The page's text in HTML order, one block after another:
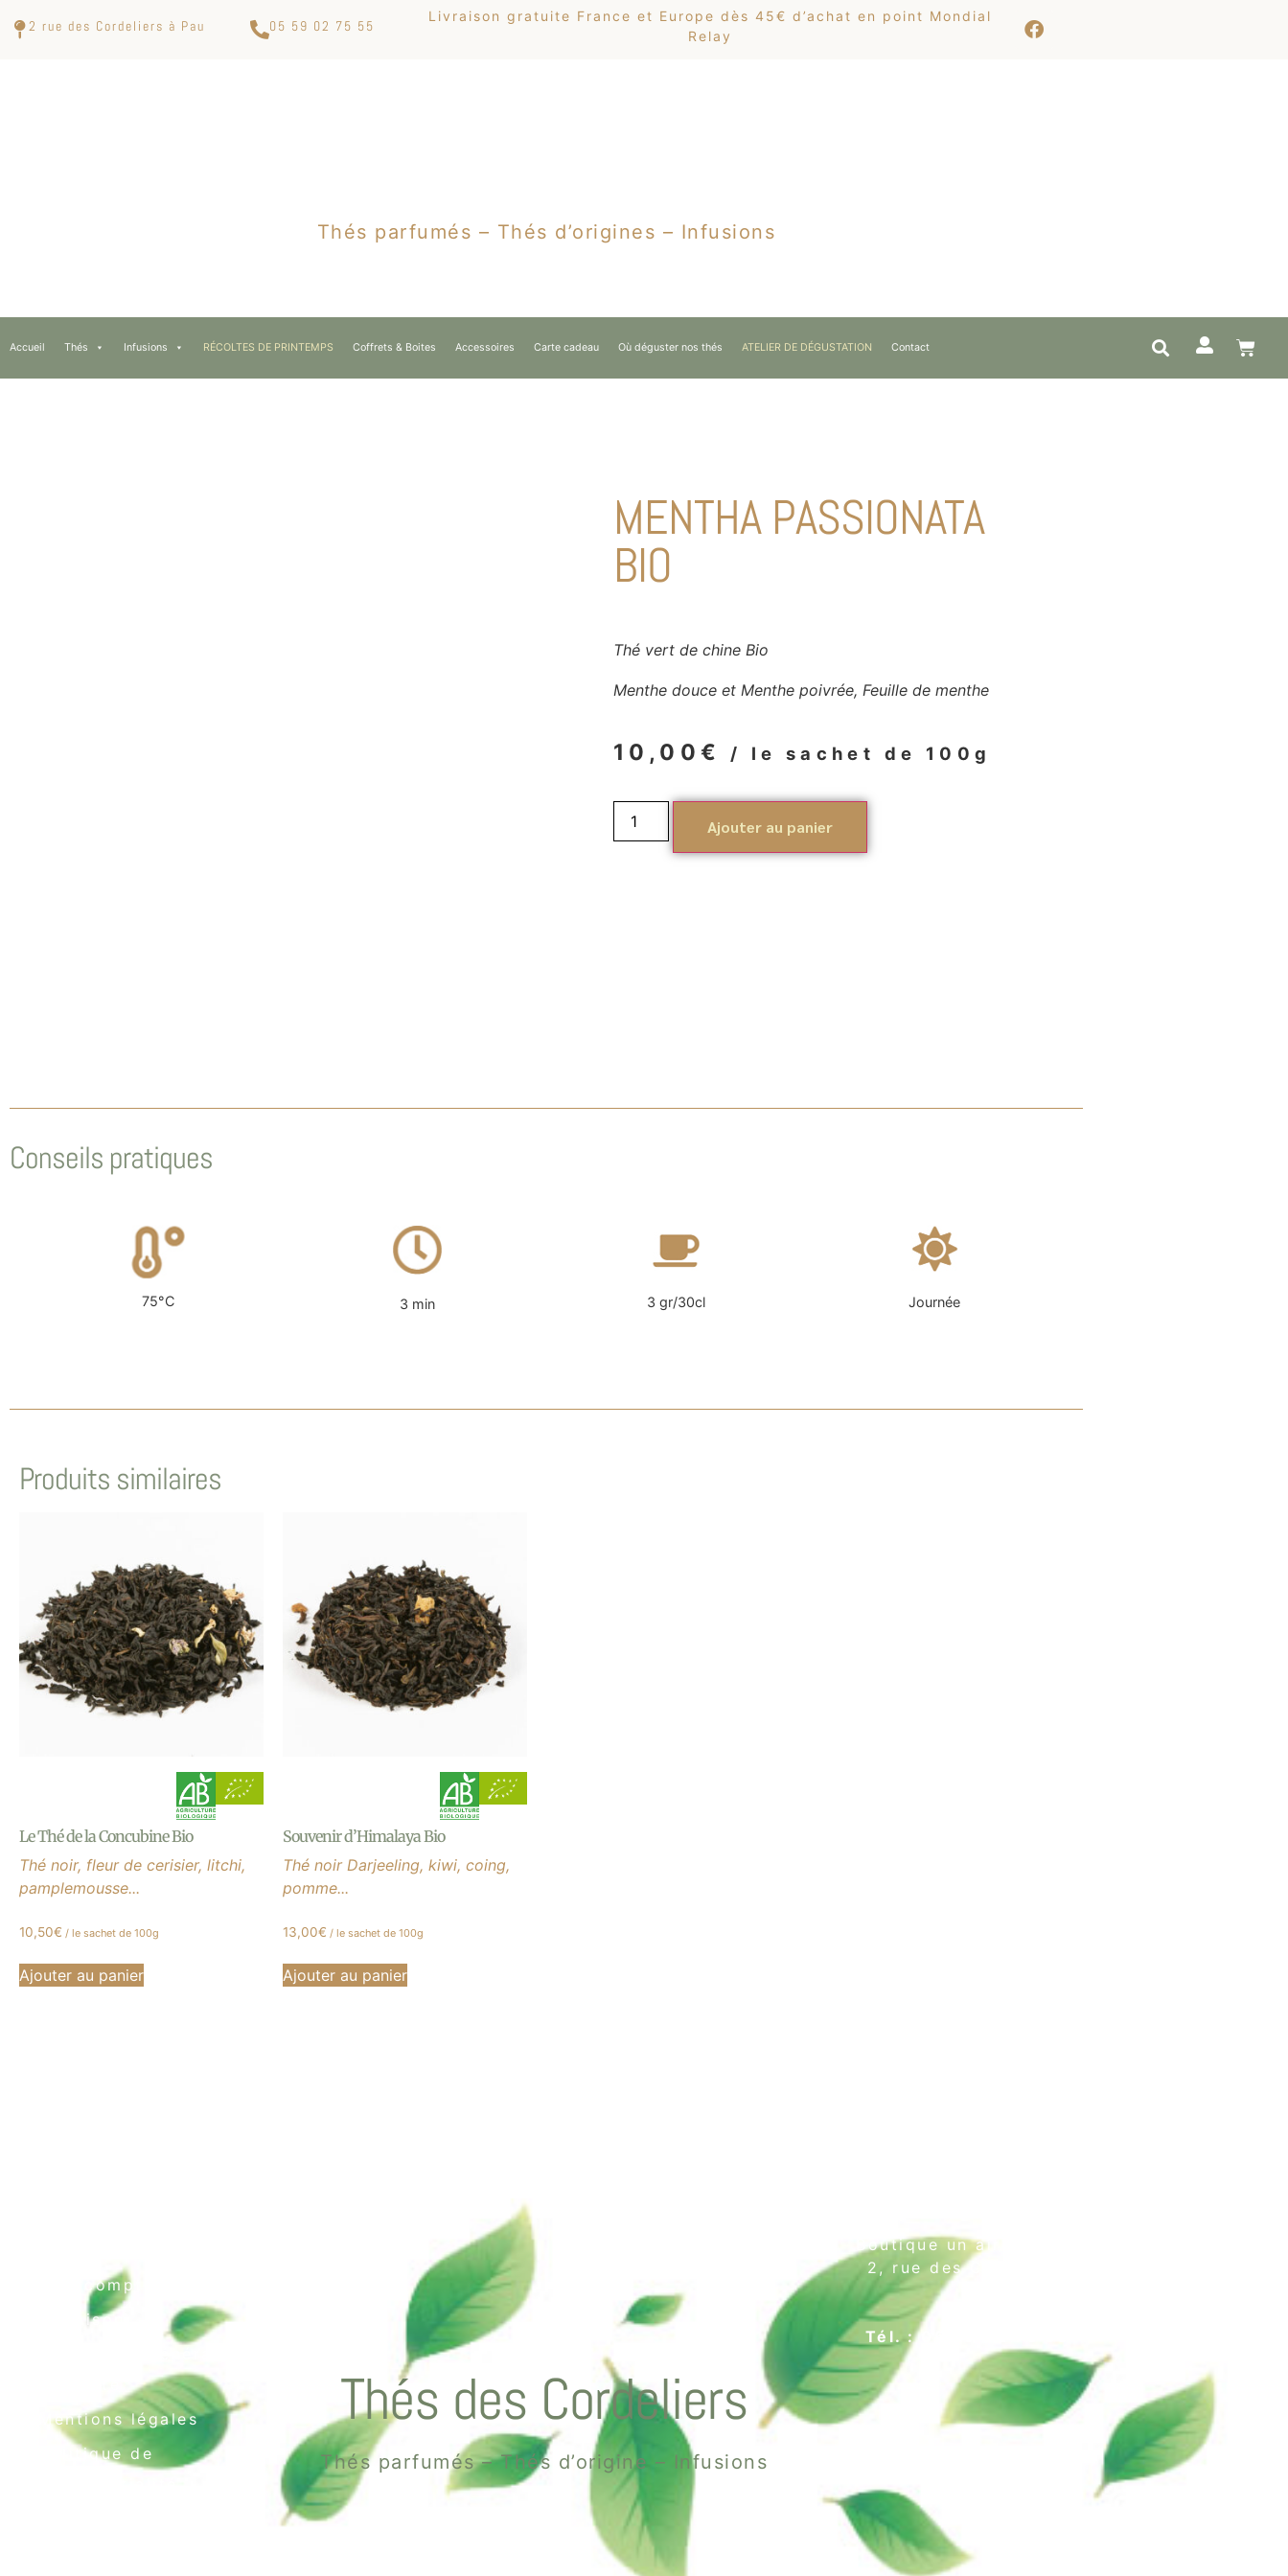
2 rue des Cordeliers à Pau 05 59 02 75 55
Livraison gratuite France et Europe dès 45€ d’achat en point Mondial
Relay
Thés parfumés – Thés d’origines – Infusions
Accueil Thés Infusions RÉCOLTES DE PRINTEMPS Coffrets & Boites Accessoires Carte cadeau Où déguster nos thés ATELIER DE DÉGUSTATION Contact
MENTHA PASSIONATA
BIO
Thé vert de chine Bio
Menthe douce et Menthe poivrée, Feuille de menthe
10,00 € / le sachet de 100g
Ajouter au panier
Conseils pratiques
75°C 3 min 3 gr/30cl Journée
Produits similaires
Le Thé de la Concubine Bio
Thé noir, fleur de cerisier, litchi,
pamplemousse...
10,50€ / le sachet de 100g
Ajouter au panier
Souvenir d’Himalaya Bio
Thé noir Darjeeling, kiwi, coing,
pomme...
13,00€ / le sachet de 100g
Ajouter au panier
Mon compte
Livraison
Mentions légales
Politique de
Thés des Cordeliers
Thés parfumés – Thés d’origine – Infusions
Boutique un air de thé
2, rue des Cordeliers
Tél. : 05 59 02 75 55